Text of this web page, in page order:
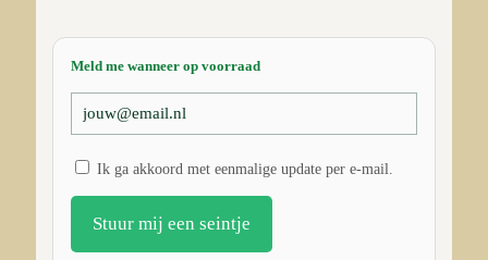
Meld me wanneer op voorraad
Ik ga akkoord met eenmalige update per e-mail.
Stuur mij een seintje